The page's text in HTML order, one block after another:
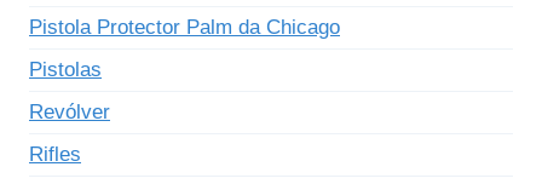
Pistola Protector Palm da Chicago
Pistolas
Revólver
Rifles